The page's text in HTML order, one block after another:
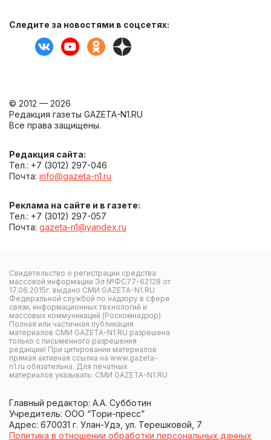
Следите за новостями в соцсетях:
© 2012 — 2026
Редакция газеты GAZETA-N1.RU
Все права защищены.
Редакция сайта:
Тел.: +7 (3012) 297-046
Почта: info@gazeta-n1.ru
Реклама на сайте и в газете:
Тел.: +7 (3012) 297-057
Почта: gazeta-n1@yandex.ru
Свидетельство о регистрации средства
массовой информации Эл №ФС77-62128 от
17.06.2015г. выдано СМИ GAZETA-N1.RU
Федеральной службой по надзору в сфере
связи, информационных технологий и
массовых коммуникаций (Роскомнадзор).
Полная или частичная публикация
материалов СМИ GAZETA-N1.RU разрешена
только с письменного разрешения
редакции! При цитировании материалов
прямая активная ссылка на www.gazeta-
n1.ru обязательна. Для печатных
материалов указывать: СМИ GAZETA-N1.RU
Главный редактор: А.А. Субботин
Учредитель: ООО “Тори-пресс”
Адрес: 670031 г. Улан-Удэ, ул. Терешковой, 7
Политика в отношении обработки персональных данных